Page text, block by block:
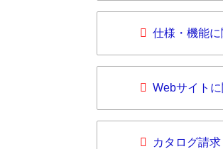
仕様・機能
Webサイト
カタログ請求